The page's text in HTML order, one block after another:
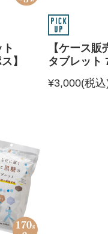
】
【ケース
タブレット
¥3,000(税込